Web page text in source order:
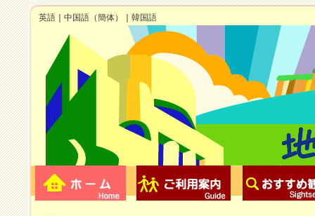
英語 中国語（簡体） 韓国語